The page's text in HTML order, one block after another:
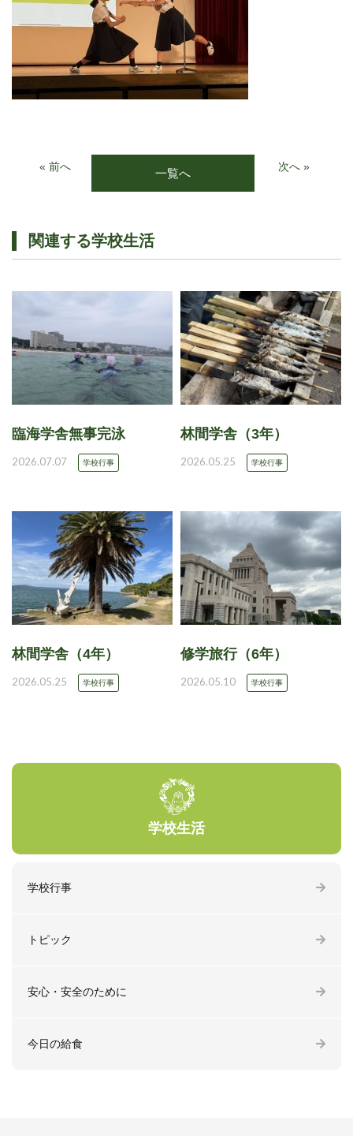
« 前へ 一覧へ 次へ »
関連する学校生活
臨海学舎無事完泳
2026.07.07 学校行事
林間学舎（3年）
2026.05.25 学校行事
林間学舎（4年）
2026.05.25 学校行事
修学旅行（6年）
2026.05.10 学校行事
学校生活
学校行事
トピック
安心・安全のために
今日の給食